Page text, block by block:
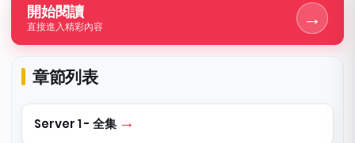
開始閱讀
直接進入精彩內容 →
章節列表
Server 1 - 全集